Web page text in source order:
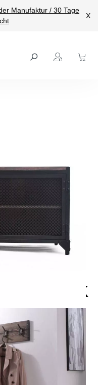
Manufaktur / 30 Tage
X
27. Aug - 3. Sep